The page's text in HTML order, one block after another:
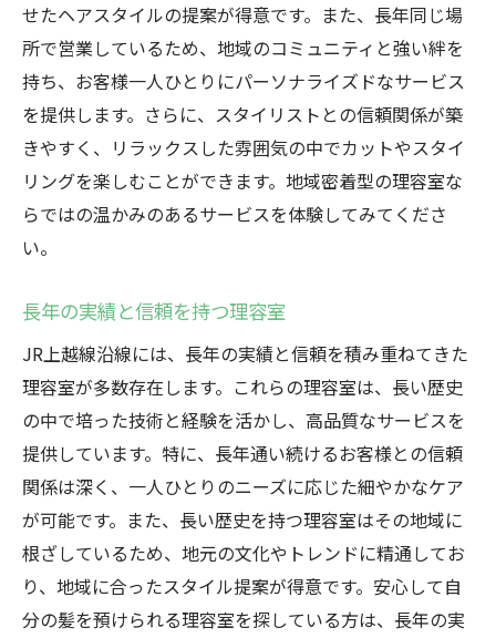
せたヘアスタイルの提案が得意です。また、長年同じ場
所で営業しているため、地域のコミュニティと強い絆を
持ち、お客様一人ひとりにパーソナライズドなサービス
を提供します。さらに、スタイリストとの信頼関係が築
きやすく、リラックスした雰囲気の中でカットやスタイ
リングを楽しむことができます。地域密着型の理容室な
らではの温かみのあるサービスを体験してみてくださ
い。
長年の実績と信頼を持つ理容室
JR上越線沿線には、長年の実績と信頼を積み重ねてきた
理容室が多数存在します。これらの理容室は、長い歴史
の中で培った技術と経験を活かし、高品質なサービスを
提供しています。特に、長年通い続けるお客様との信頼
関係は深く、一人ひとりのニーズに応じた細やかなケア
が可能です。また、長い歴史を持つ理容室はその地域に
根ざしているため、地元の文化やトレンドに精通してお
り、地域に合ったスタイル提案が得意です。安心して自
分の髪を預けられる理容室を探している方は、長年の実